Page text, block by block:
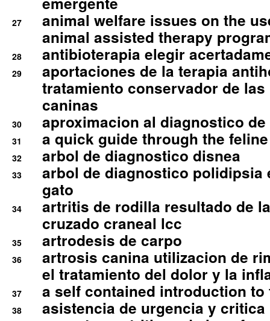
27
animal welfare issues on the
animal assisted therapy
28 antibioterapia elegir
29
aportaciones de la terapia
tratamiento conservador de
caninas
30 aproximacion al diagnostico
31 a quick guide through the
32 arbol de diagnostico disnea
33
arbol de diagnostico polidipsia
gato
34
artritis de rodilla resultado de
cruzado craneal lcc
35 artrodesis de carpo
36
artrosis canina utilizacion de
el tratamiento del dolor y la
37 a self contained introduction
38 asistencia de urgencia y